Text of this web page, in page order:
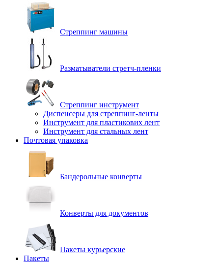
Стреппинг машины
Разматыватели стретч-пленки
Стреппинг инструмент
Диспенсеры для стреппинг-ленты
Инструмент для пластикових лент
Инструмент для стальных лент
Почтовая упаковка
Бандерольные конверты
Конверты для документов
Пакеты курьерские
Пакеты